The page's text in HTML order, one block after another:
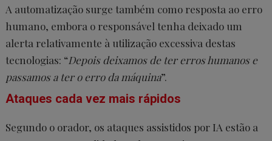
A automatização surge também como resposta ao erro
humano, embora o responsável tenha deixado um
alerta relativamente à utilização excessiva destas
tecnologias: “Depois deixamos de ter erros humanos e
passamos a ter o erro da máquina”.
Ataques cada vez mais rápidos
Segundo o orador, os ataques assistidos por IA estão a